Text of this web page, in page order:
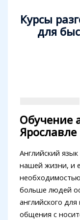
Курсы
для
Обучение
Ярославле
Английский
нашей жизни, и
больше людей
английского
общения с